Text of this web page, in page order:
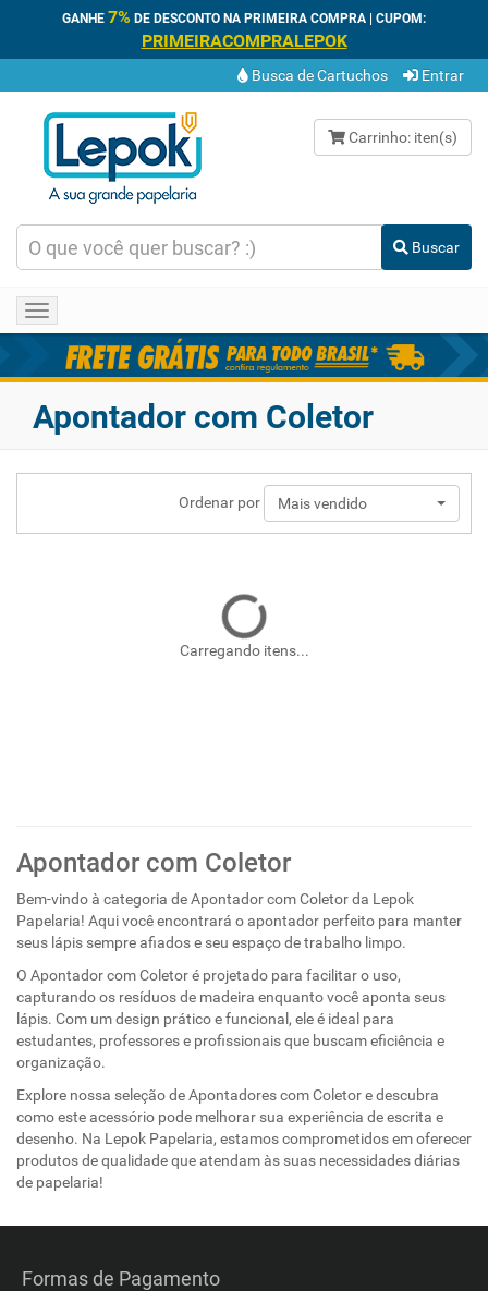
GANHE 7% DE DESCONTO NA PRIMEIRA COMPRA | CUPOM:
PRIMEIRACOMPRALEPOK
Busca de Cartuchos Entrar
Carrinho: iten(s)
Buscar
Toggle
navigation
Apontador com Coletor
Ordenar por Mais vendido
Carregando itens...
Apontador com Coletor
Bem-vindo à categoria de Apontador com Coletor da Lepok
Papelaria! Aqui você encontrará o apontador perfeito para manter
seus lápis sempre afiados e seu espaço de trabalho limpo.
O Apontador com Coletor é projetado para facilitar o uso,
capturando os resíduos de madeira enquanto você aponta seus
lápis. Com um design prático e funcional, ele é ideal para
estudantes, professores e profissionais que buscam eficiência e
organização.
Explore nossa seleção de Apontadores com Coletor e descubra
como este acessório pode melhorar sua experiência de escrita e
desenho. Na Lepok Papelaria, estamos comprometidos em oferecer
produtos de qualidade que atendam às suas necessidades diárias
de papelaria!
Formas de Pagamento